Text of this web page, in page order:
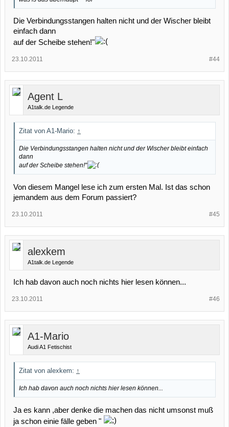
Die Verbindungsstangen halten nicht und der Wischer bleibt
einfach dann
auf der Scheibe stehen!"
#44
23.10.2011
Agent L
A1talk.de Legende
Zitat von A1-Mario: ↑
Die Verbindungsstangen halten nicht und der Wischer bleibt einfach
dann
auf der Scheibe stehen!"
Von diesem Mangel lese ich zum ersten Mal. Ist das schon
jemandem aus dem Forum passiert?
#45
23.10.2011
alexkem
A1talk.de Legende
Ich hab davon auch noch nichts hier lesen können...
#46
23.10.2011
A1-Mario
Audi A1 Fetischist
Zitat von alexkem: ↑
Ich hab davon auch noch nichts hier lesen können...
Ja es kann ,aber denke die machen das nicht umsonst muß
ja schon einie fälle geben "